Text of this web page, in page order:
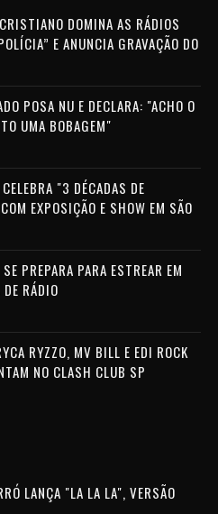
DOMINA AS RÁDIOS
E ANUNCIA GRAVAÇÃO DO
POSA NU E DECLARA: "ACHO O
UMA BOBAGEM"
"3 DÉCADAS DE
EXPOSIÇÃO E SHOW EM SÃO
PREPARA PARA ESTREAR EM
RÁDIO
RYZZO, MV BILL E EDI ROCK
NO CLASH CLUB SP
LANÇA "LA LA LA", VERSÃO